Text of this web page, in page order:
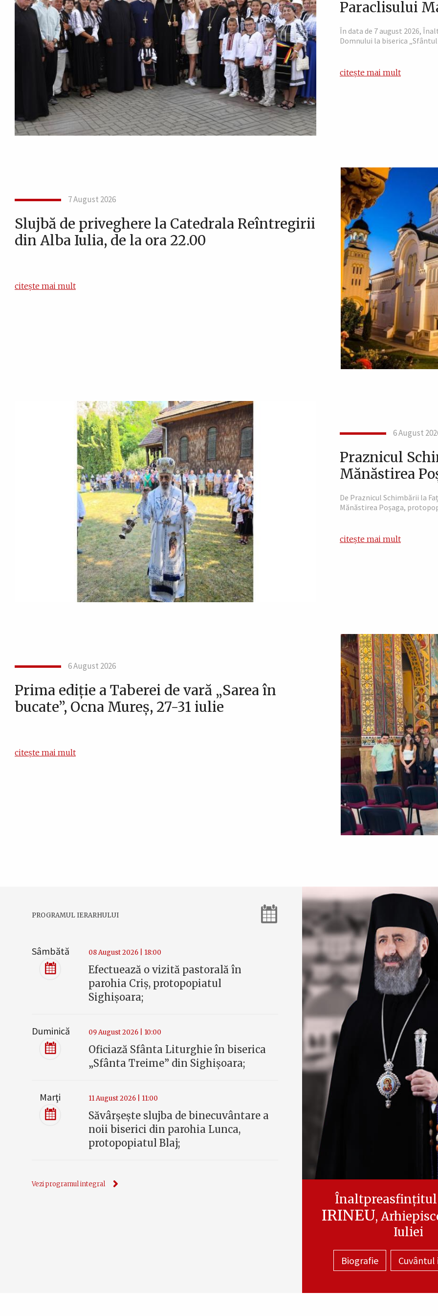
Paraclisului
În data de 7 august 2026,
Domnului la biserica
citește mai mult
7 August 2026
Slujbă de priveghere la Catedrala Reîntregirii
din Alba Iulia, de la ora 22.00
citește mai mult
6 August
Praznicul
Mănăstirea
De Praznicul Schimbării la
Mănăstirea Poșaga,
citește mai mult
6 August 2026
Prima ediție a Taberei de vară „Sarea în
bucate”, Ocna Mureș, 27-31 iulie
citește mai mult
PROGRAMUL IERARHULUI
Sâmbătă 08 August 2026 | 18:00
Efectuează o vizită pastorală în
parohia Criș, protopopiatul
Sighișoara;
Duminică 09 August 2026 | 10:00
Oficiază Sfânta Liturghie în biserica
„Sfânta Treime” din Sighișoara;
Marţi 11 August 2026 | 11:00
Săvârșește slujba de binecuvântare a
noii biserici din parohia Lunca,
protopopiatul Blaj;
Vezi programul integral
Înaltpreasfințitul
IRINEU,
Iuliei
Biografie